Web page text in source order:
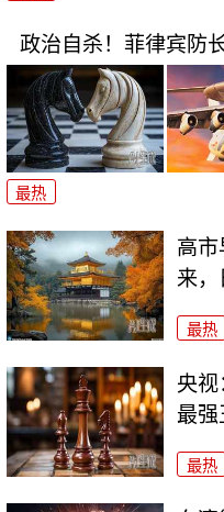
政治自杀！菲律宾防
最热
高市
来，
最热
央
最强
最热